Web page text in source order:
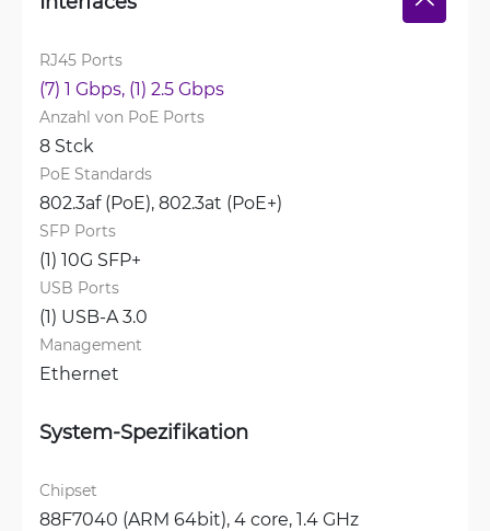
RJ45 Ports
(7) 1 Gbps, (1) 2.5 Gbps
Anzahl von PoE Ports
8 Stck
PoE Standards
802.3af (PoE), 802.3at (PoE+)
SFP Ports
(1) 10G SFP+
USB Ports
(1) USB-A 3.0
Management
Ethernet
System-Spezifikation
Chipset
88F7040 (ARM 64bit), 4 core, 1.4 GHz